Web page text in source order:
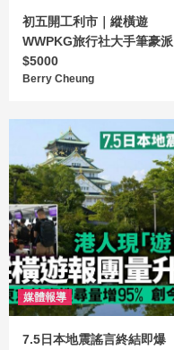
初五開工利市｜縱橫遊
WWPKG旅行社大手筆豪派
$5000
Berry Cheung
媒體報導
7.5日本地震謠言終結即爆